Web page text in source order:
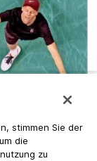
stimmen Sie der
die
zu